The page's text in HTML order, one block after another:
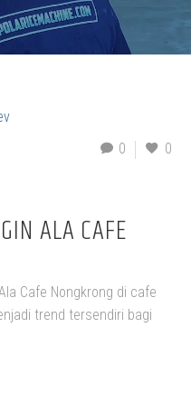
0 0
ALA CAFE
Cafe Nongkrong di cafe
trend tersendiri bagi